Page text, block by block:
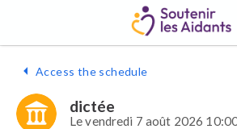
Access the schedule
dictée
Le vendredi 7 août 2026